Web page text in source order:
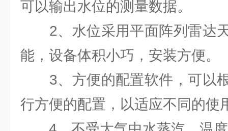
可以输出水位的测量数据。
2、水位采用平面阵列雷达
能，设备体积小巧，安装方便。
3、方便的配置软件，可以
行方便的配置，以适应不同的使